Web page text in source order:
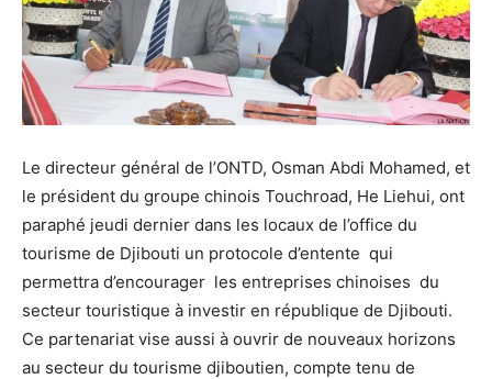
Le directeur général de l’ONTD, Osman Abdi Mohamed, et
le président du groupe chinois Touchroad, He Liehui, ont
paraphé jeudi dernier dans les locaux de l’office du
tourisme de Djibouti un protocole d’entente qui
permettra d’encourager les entreprises chinoises du
secteur touristique à investir en république de Djibouti.
Ce partenariat vise aussi à ouvrir de nouveaux horizons
au secteur du tourisme djiboutien, compte tenu de